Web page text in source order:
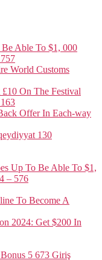
Able To $1, 000
World Customs
On The Festival
Offer In Each-way
130
Up To Be Able To $1,
– 576
To Become A
2024: Get $200 In
5 673 Giriş